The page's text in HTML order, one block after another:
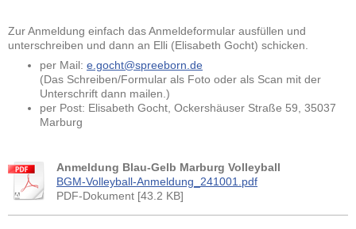
Zur Anmeldung einfach das Anmeldeformular ausfüllen und
unterschreiben und dann an Elli (Elisabeth Gocht) schicken.
per Mail: e.gocht@spreeborn.de
(Das Schreiben/Formular als Foto oder als Scan mit der
Unterschrift dann mailen.)
per Post: Elisabeth Gocht, Ockershäuser Straße 59, 35037
Marburg
Anmeldung Blau-Gelb Marburg Volleyball
BGM-Volleyball-Anmeldung_241001.pdf
PDF-Dokument [43.2 KB]